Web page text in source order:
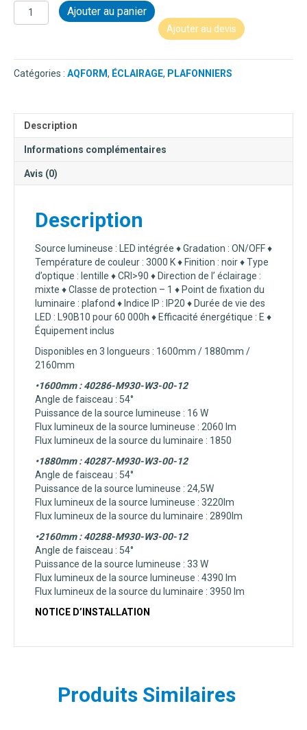
quantité
de
M930
54°
Ajouter au panier
Ajouter au devis
Catégories : AQFORM, ÉCLAIRAGE, PLAFONNIERS
Description
Informations complémentaires
Avis (0)
Description
Source lumineuse : LED intégrée ♦ Gradation : ON/OFF ♦
Température de couleur : 3000 K ♦ Finition : noir ♦ Type
d’optique : lentille ♦ CRI>90 ♦ Direction de l’ éclairage :
mixte ♦ Classe de protection – 1 ♦ Point de fixation du
luminaire : plafond ♦ Indice IP : IP20 ♦ Durée de vie des
LED : L90B10 pour 60 000h ♦ Efficacité énergétique : E ♦
Équipement inclus
Disponibles en 3 longueurs : 1600mm / 1880mm /
2160mm
•1600mm : 40286-M930-W3-00-12
Angle de faisceau : 54°
Puissance de la source lumineuse : 16 W
Flux lumineux de la source lumineuse : 2060 lm
Flux lumineux de la source du luminaire : 1850
•1880mm : 40287-M930-W3-00-12
Angle de faisceau : 54°
Puissance de la source lumineuse : 24,5W
Flux lumineux de la source lumineuse : 3220lm
Flux lumineux de la source du luminaire : 2890lm
•2160mm : 40288-M930-W3-00-12
Angle de faisceau : 54°
Puissance de la source lumineuse : 33 W
Flux lumineux de la source lumineuse : 4390 lm
Flux lumineux de la source du luminaire : 3950 lm
NOTICE D’INSTALLATION
Produits Similaires